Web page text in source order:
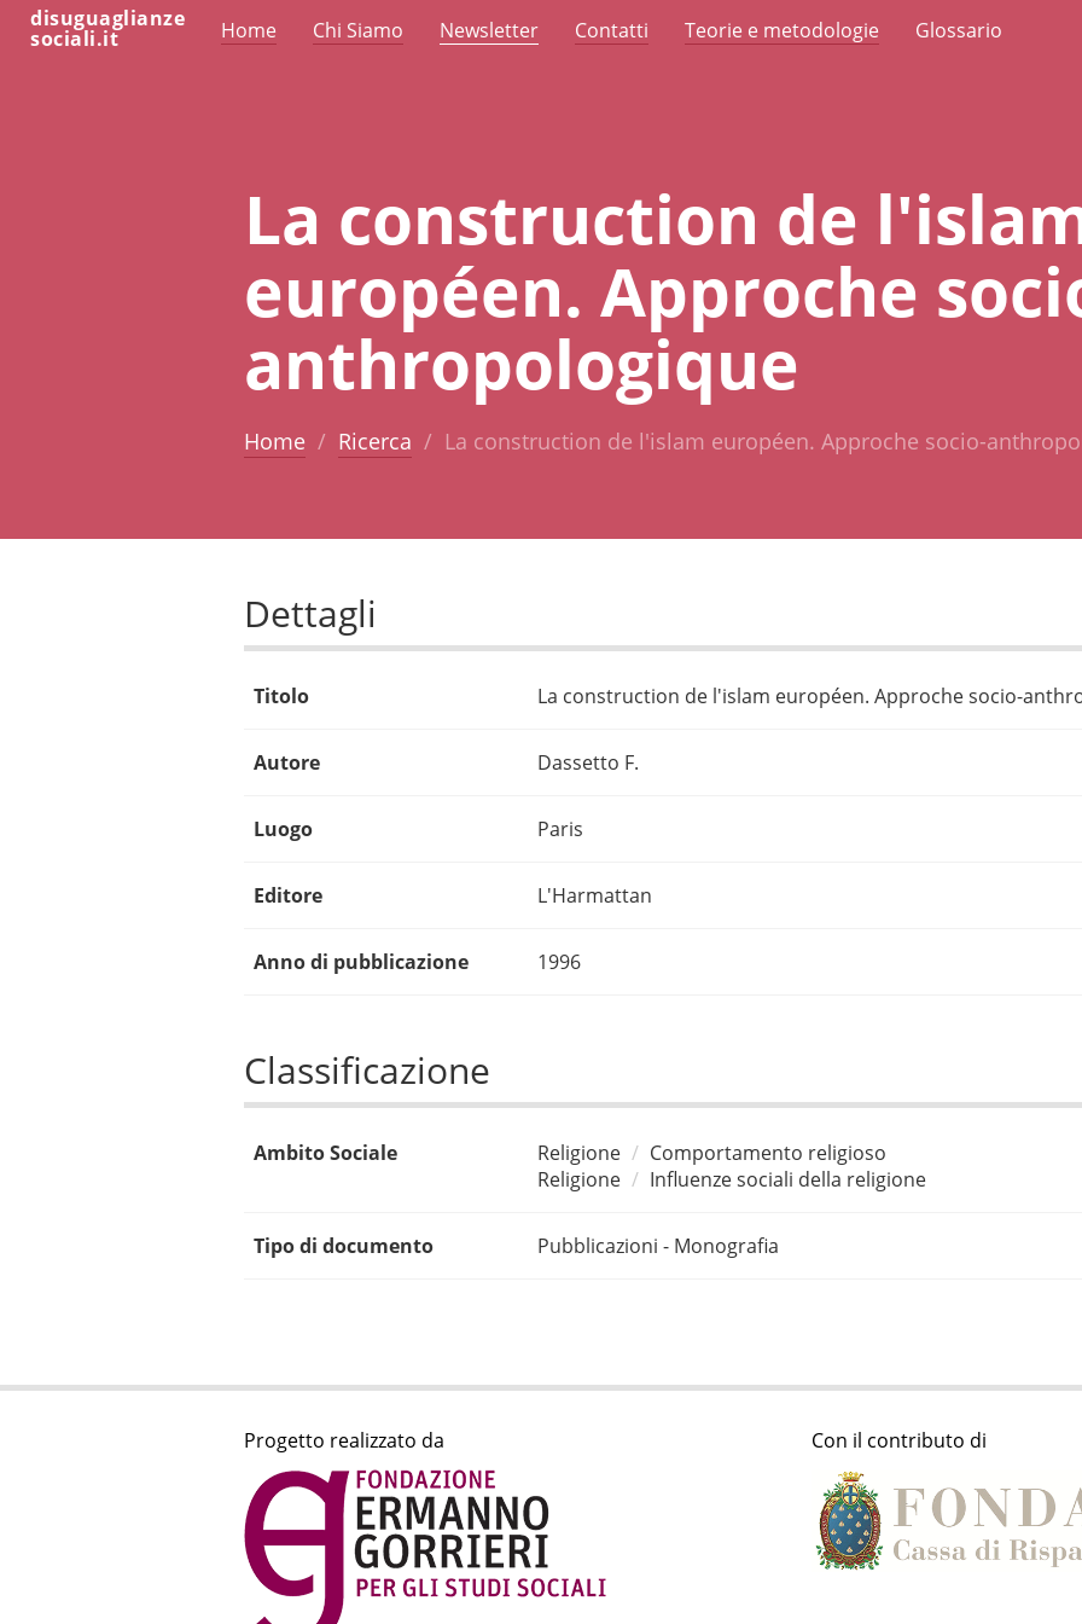
disuguaglianze
sociali.it Home Chi Siamo Newsletter Contatti Teorie e metodologie Glossario
La construction de
européen. Approche
anthropologique
Home Ricerca La construction de l'islam européen. Approche socio-
Dettagli
Titolo La construction de l'islam européen. Approche socio-
Autore Dassetto F.
Luogo Paris
Editore L'Harmattan
Anno di pubblicazione 1996
Classificazione
Ambito Sociale Religione
Comportamento religioso
Religione
Influenze sociali della religione
Tipo di documento Pubblicazioni - Monografia
Progetto realizzato da Con il contributo di